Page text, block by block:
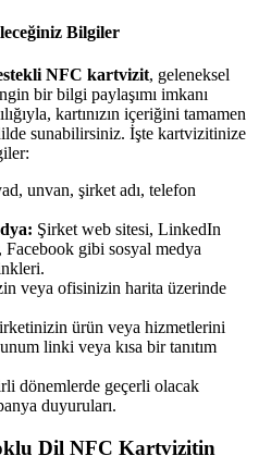
Bilgiler
NFC kartvizit, geleneksel
bir bilgi paylaşımı imkanı
kartınızın içeriğini tamamen
sunabilirsiniz. İşte kartvizitinize
unvan, şirket adı, telefon
Şirket web sitesi, LinkedIn
gibi sosyal medya
veya ofisinizin harita üzerinde
ürün veya hizmetlerini
linki veya kısa bir tanıtım
dönemlerde geçerli olacak
duyuruları.
Dil NFC Kartvizitin